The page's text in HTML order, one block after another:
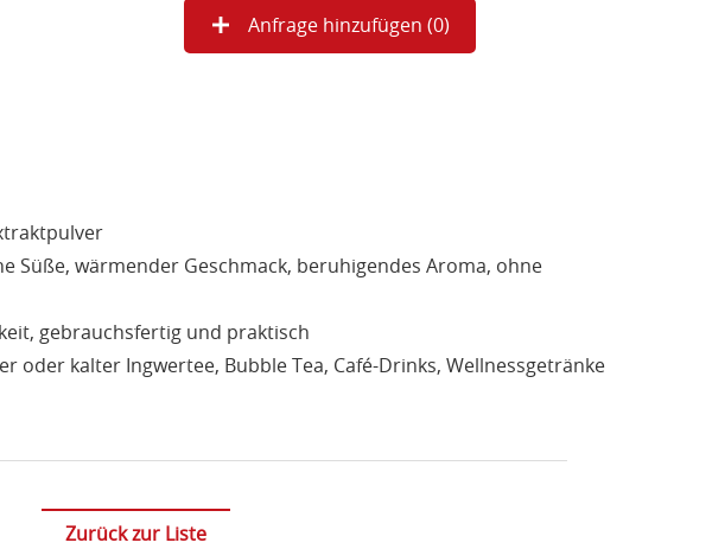
Anfrage hinzufügen (0)
Süße, wärmender Geschmack, beruhigendes Aroma, ohne
gebrauchsfertig und praktisch
oder kalter Ingwertee, Bubble Tea, Café-Drinks, Wellnessgetränke
Zurück zur Liste